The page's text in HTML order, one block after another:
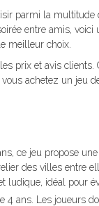
parmi la multitude
entre amis,
meilleur choix.
prix et avis clients.
achetez un jeu
ce jeu propose
des villes entre
idéal pour
ans. Les joueurs